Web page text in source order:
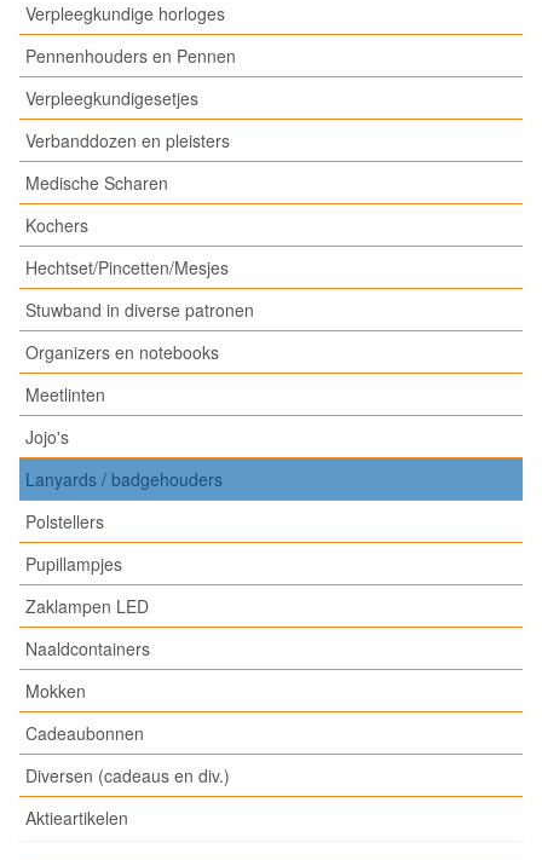
Verpleegkundige horloges
Pennenhouders en Pennen
Verpleegkundigesetjes
Verbanddozen en pleisters
Medische Scharen
Kochers
Hechtset/Pincetten/Mesjes
Stuwband in diverse patronen
Organizers en notebooks
Meetlinten
Jojo's
Lanyards / badgehouders
Polstellers
Pupillampjes
Zaklampen LED
Naaldcontainers
Mokken
Cadeaubonnen
Diversen (cadeaus en div.)
Aktieartikelen